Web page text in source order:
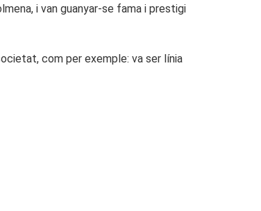
i van guanyar-se fama i prestigi
com per exemple: va ser línia